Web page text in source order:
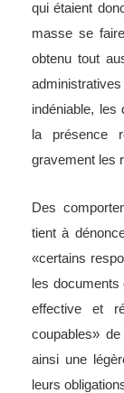
qui étaient
masse se
obtenu tout
indéniable,
la présence
gravement les
Des
tient à
«certains
les documents
effective et
coupables»
ainsi une
leurs